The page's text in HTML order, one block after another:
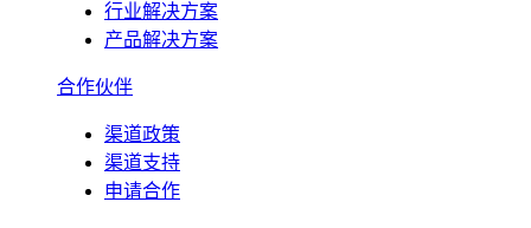
行业解决方案
产品解决方案
合作伙伴
渠道政策
渠道支持
申请合作